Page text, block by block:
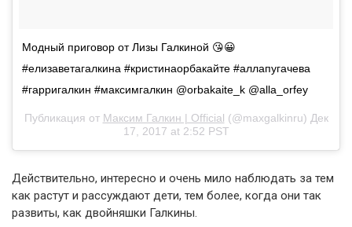
Модный приговор от Лизы Галкиной 😘😀
#елизаветагалкина #кристинаорбакайте #аллапугачева
#гарригалкин #максимгалкин @orbakaite_k @alla_orfey
Публикация от Максим Галкин | Official (@maxgalkinru) Дек
17, 2017 at 2:52 PST
Действительно, интересно и очень мило наблюдать за тем
как растут и рассуждают дети, тем более, когда они так
развиты, как двойняшки Галкины.